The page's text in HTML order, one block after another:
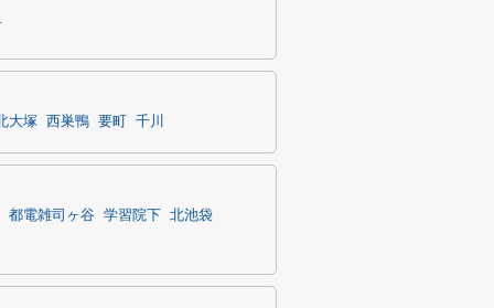
大塚 西巣鴨 要町 千川
都電雑司ヶ谷 学習院下 北池袋